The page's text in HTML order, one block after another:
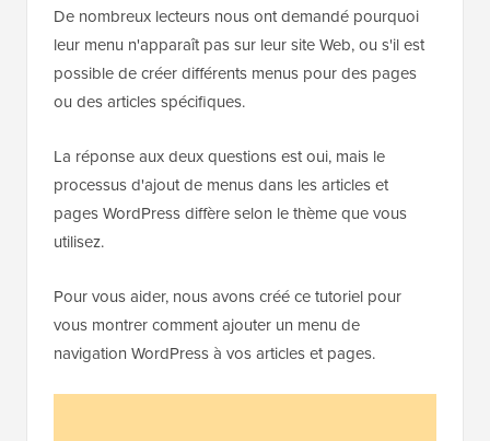
De nombreux lecteurs nous ont demandé pourquoi
leur menu n'apparaît pas sur leur site Web, ou s'il est
possible de créer différents menus pour des pages
ou des articles spécifiques.
La réponse aux deux questions est oui, mais le
processus d'ajout de menus dans les articles et
pages WordPress diffère selon le thème que vous
utilisez.
Pour vous aider, nous avons créé ce tutoriel pour
vous montrer comment ajouter un menu de
navigation WordPress à vos articles et pages.